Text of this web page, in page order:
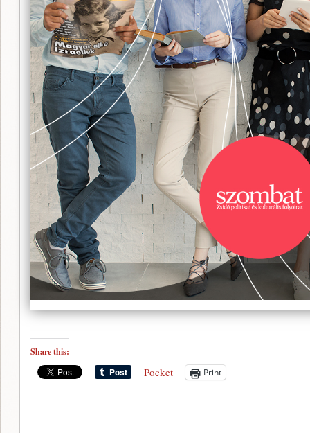
Share this:
Pocket Print